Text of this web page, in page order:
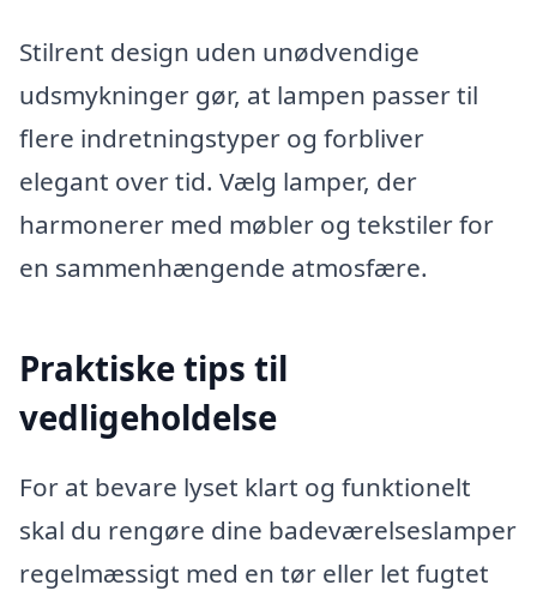
Stilrent design uden unødvendige
udsmykninger gør, at lampen passer til
flere indretningstyper og forbliver
elegant over tid. Vælg lamper, der
harmonerer med møbler og tekstiler for
en sammenhængende atmosfære.
Praktiske tips til
vedligeholdelse
For at bevare lyset klart og funktionelt
skal du rengøre dine badeværelseslamper
regelmæssigt med en tør eller let fugtet